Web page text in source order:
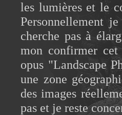
les lumières et le
Personnellement
cherche pas à
mon confirmer
opus "Landscape
une zone
des images
pas et je reste